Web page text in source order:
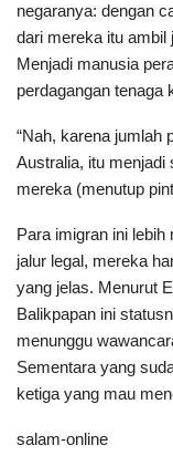
negaranya: dengan
dari mereka itu ambil
Menjadi manusia
perdagangan tenaga
“Nah, karena jumlah
Australia, itu menjadi
mereka (menutup
Para imigran ini
jalur legal, mereka
yang jelas. Menurut
Balikpapan ini
menunggu
Sementara yang
ketiga yang mau
salam-online